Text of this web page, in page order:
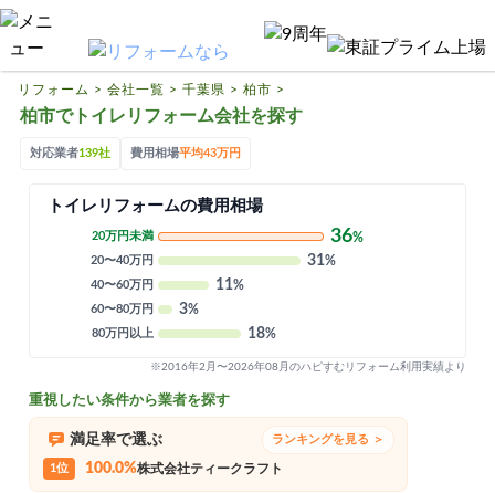
ハピすむリフォームとは
リフォームの基礎知識
リフォーム補助金
リフォーム会社一覧
閉じる
リフォーム > 会社一覧 > 千葉県 > 柏市 >
柏市でトイレリフォーム会社を探す
対応業者139社 費用相場平均43万円
トイレリフォームの費用相場
20万円未満 36%
20〜40万円 31%
40〜60万円 11%
60〜80万円 3%
80万円以上 18%
※2016年2月〜2026年08月のハピすむリフォーム利用実績より
重視したい条件から業者を探す
満足率で選ぶ ランキングを見る ＞
1位 100.0%株式会社ティークラフト